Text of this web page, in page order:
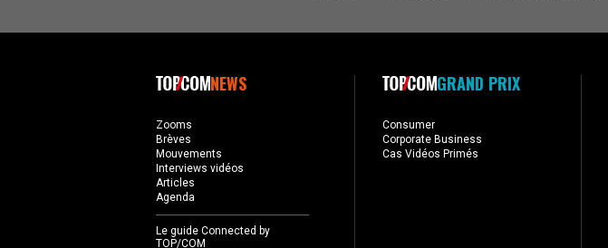
NEWS
Zooms
Brèves
Mouvements
Interviews vidéos
Articles
Agenda
Le guide Connected by
TOP/COM
GRAND PRIX
Consumer
Corporate Business
Cas Vidéos Primés